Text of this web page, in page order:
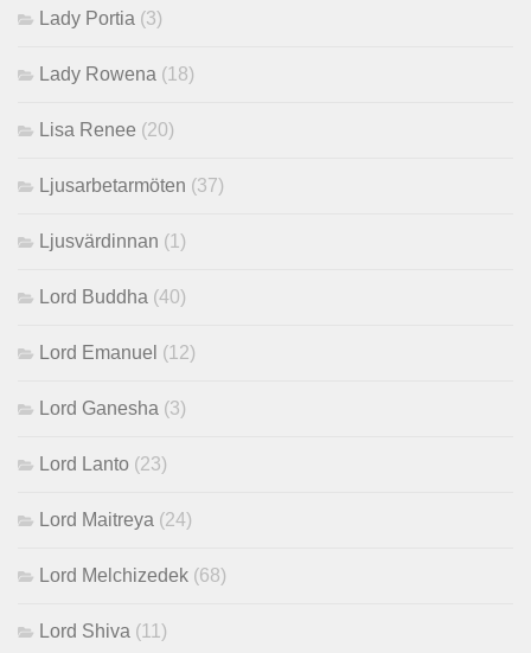
Lady Portia (3)
Lady Rowena (18)
Lisa Renee (20)
Ljusarbetarmöten (37)
Ljusvärdinnan (1)
Lord Buddha (40)
Lord Emanuel (12)
Lord Ganesha (3)
Lord Lanto (23)
Lord Maitreya (24)
Lord Melchizedek (68)
Lord Shiva (11)